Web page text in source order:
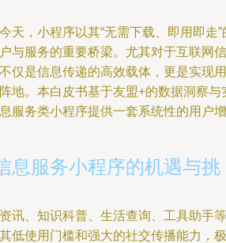
天，小程序以其“无需下载、即用即走”
与服务的重要桥梁。尤其对于互联网信
仅是信息传递的高效载体，更是实现用
地。本白皮书基于友盟+的数据洞察与
服务类小程序提供一套系统性的用户增
息服务小程序的机遇与挑
讯、知识科普、生活查询、工具助手等
低使用门槛和强大的社交传播能力，极